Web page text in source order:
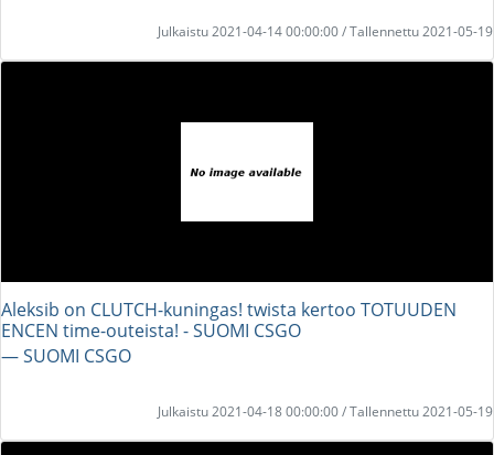
Julkaistu 2021-04-14 00:00:00 / Tallennettu 2021-05-19
Aleksib on CLUTCH-kuningas! twista kertoo TOTUUDEN
ENCEN time-outeista! - SUOMI CSGO
― SUOMI CSGO
Julkaistu 2021-04-18 00:00:00 / Tallennettu 2021-05-19